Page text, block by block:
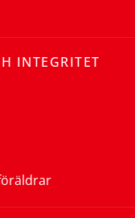
INTEGRITET